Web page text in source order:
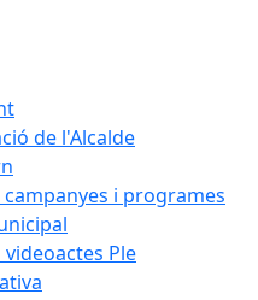
de l'Alcalde
campanyes i programes
Ple